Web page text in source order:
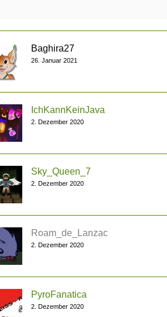
Baghira27
26. Januar 2021
IchKannKeinJava
2. Dezember 2020
Sky_Queen_7
2. Dezember 2020
Roam_de_Lanzac
2. Dezember 2020
PyroFanatica
2. Dezember 2020